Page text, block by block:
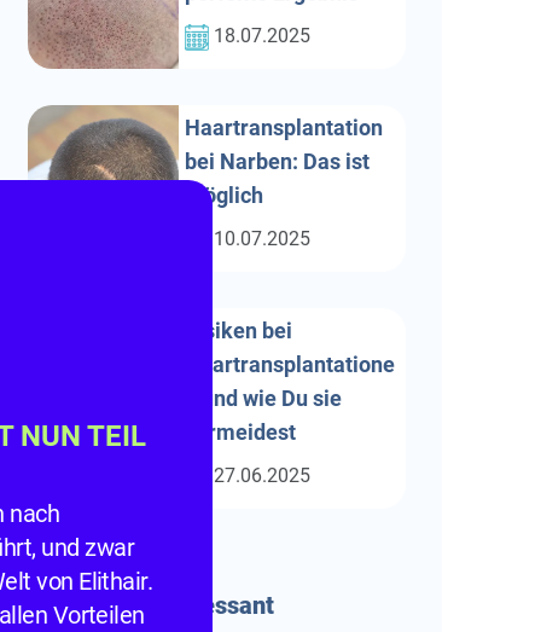
18.07.2025
Haartransplantation
bei Narben: Das ist
möglich
10.07.2025
Risiken bei
Haartransplantatione
n und wie Du sie
vermeidest
27.06.2025
BesondersInteressant
NUN TEIL
nach
und zwar
von Elithair.
Vorteilen